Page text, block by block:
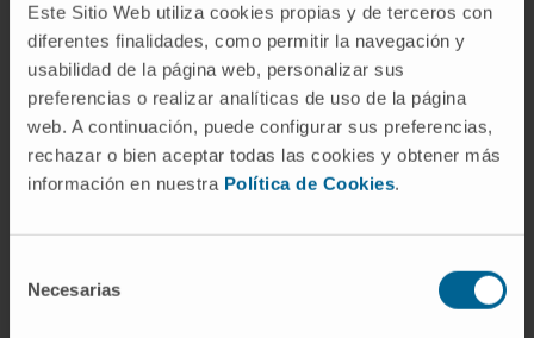
Este Sitio Web utiliza cookies propias y de terceros con
diferentes finalidades, como permitir la navegación y
usabilidad de la página web, personalizar sus
preferencias o realizar analíticas de uso de la página
web. A continuación, puede configurar sus preferencias,
rechazar o bien aceptar todas las cookies y obtener más
información en nuestra Política de Cookies.
Necesarias
los labios mayores y diferenciándolas de las
glándulas parauretrales. Su obra era breve
pero precisa, y bastó para que la
nomenclatura anatómica perpetuara su
nombre. La homología masculina de las
glándulas de Bartolino son lasglándulas
mismo tiempo por el cirujano inglés William